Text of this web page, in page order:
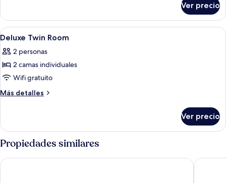
individuales,
2
camas
individuales,
para
no
fumadores
Deluxe
con
2
individuales,
2
individuales,
para
no
Ver precio
Abrir
todas
las
fotos
de
Deluxe
Habitación de hotel con dos camas,
19
Deluxe Twin Room
2 personas
2 camas individuales
Wifi gratuito
Más detalles
Más
Twin
Room
Ver precio
Propiedades similares
Hilton Bandung The